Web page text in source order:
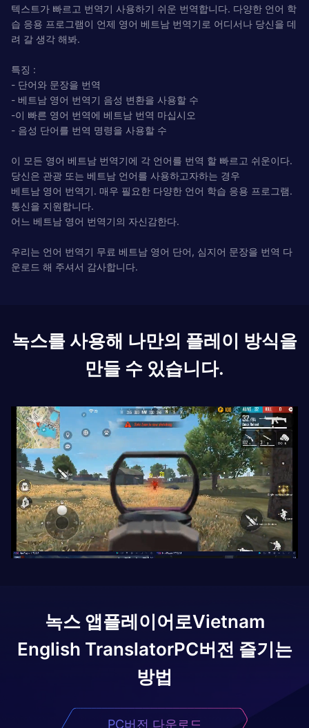
텍스트가 빠르고 번역기 사용하기 쉬운 번역합니다. 다양한 언어 학
습 응용 프로그램이 언제 영어 베트남 번역기로 어디서나 당신을 데
려 갈 생각 해봐.
특징 :
- 단어와 문장을 번역
- 베트남 영어 번역기 음성 변환을 사용할 수
-이 빠른 영어 번역에 베트남 번역 마십시오
- 음성 단어를 번역 명령을 사용할 수
이 모든 영어 베트남 번역기에 각 언어를 번역 할 빠르고 쉬운이다.
당신은 관광 또는 베트남 언어를 사용하고자하는 경우
베트남 영어 번역기. 매우 필요한 다양한 언어 학습 응용 프로그램.
통신을 지원합니다.
어느 베트남 영어 번역기의 자신감한다.
우리는 언어 번역기 무료 베트남 영어 단어, 심지어 문장을 번역 다
운로드 해 주셔서 감사합니다.
녹스를 사용해 나만의 플레이 방식을
만들 수 있습니다.
녹스 앱플레이어로Vietnam
English TranslatorPC버전 즐기는
방법
PC버전 다운로드